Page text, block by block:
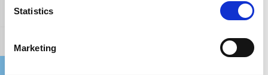
Statistics
Marketing
Ogólne potwierdzenie